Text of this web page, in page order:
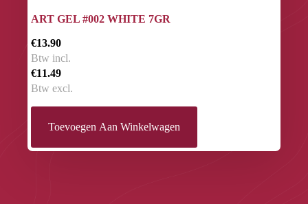
ART GEL #002 WHITE 7GR
€13.90
Btw incl.
€11.49
Btw excl.
Toevoegen Aan Winkelwagen